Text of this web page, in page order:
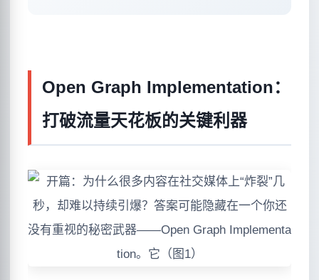
Open Graph Implementation：
打破流量天花板的关键利器